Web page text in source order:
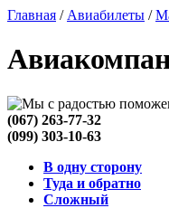
Главная / Авиабилеты /
(067) 263-77-32
(099) 303-10-63
В одну сторону
Туда и обратно
Сложный